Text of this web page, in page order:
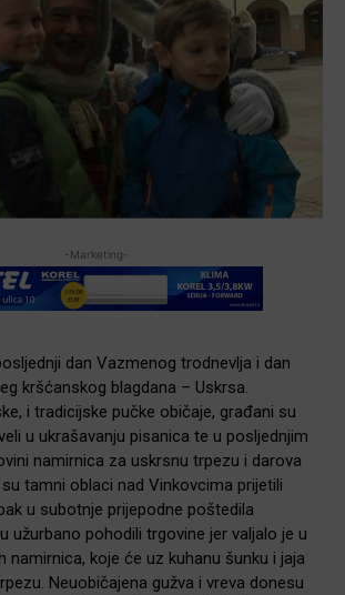
-Marketing-
dan Vazmenog trodnevlja i dan
kršćanskog blagdana – Uskrsa.
i tradicijske pučke običaje, građani su
u ukrašavanju pisanica te u posljednjim
namirnica za uskrsnu trpezu i darova
tamni oblaci nad Vinkovcima prijetili
u subotnje prijepodne poštedila
užurbano pohodili trgovine jer valjalo je u
namirnica, koje će uz kuhanu šunku i jaja
Neuobičajena gužva i vreva donesu